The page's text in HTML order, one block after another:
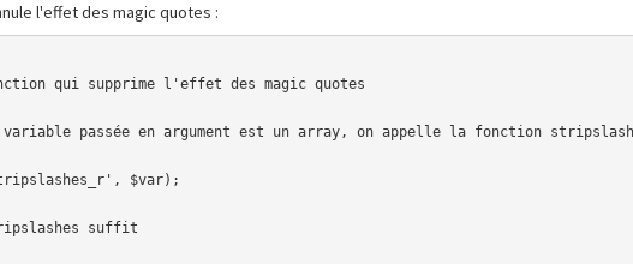
l'effet des magic quotes :
qui supprime l'effet des magic quotes